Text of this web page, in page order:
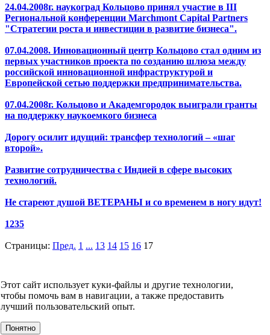
24.04.2008г. наукоград Кольцово принял участие в III
Региональной конференции Marchmont Capital Partners
"Стратегии роста и инвестиции в развитие бизнеса".
07.04.2008. Инновационный центр Кольцово стал одним из
первых участников проекта по созданию шлюза между
российской инновационной инфраструктурой и
Европейской сетью поддержки предпринимательства.
07.04.2008г. Кольцово и Академгородок выиграли гранты
на поддержку наукоемкого бизнеса
Дорогу осилит идущий: трансфер технологий – «шаг
второй».
Развитие сотрудничества с Индией в сфере высоких
технологий.
Не стареют душой ВЕТЕРАНЫ и со временем в ногу идут!
1235
Страницы: Пред. 1 ... 13 14 15 16 17
О компании
УСЛУГИ
События
Клиенты
МЕРОПРИЯТИЯ
Этот сайт использует куки-файлы и другие технологии,
чтобы помочь вам в навигации, а также предоставить
лучший пользовательский опыт.
Понятно